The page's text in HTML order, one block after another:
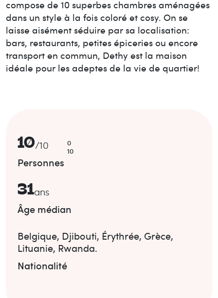
compose de 10 superbes chambres aménagées
dans un style à la fois coloré et cosy. On se
laisse aisément séduire par sa localisation:
bars, restaurants, petites épiceries ou encore
transport en commun, Dethy est la maison
idéale pour les adeptes de la vie de quartier!
10/10
0
10
Personnes
31ans
Âge médian
Belgique, Djibouti, Érythrée, Grèce,
Lituanie, Rwanda.
Nationalité